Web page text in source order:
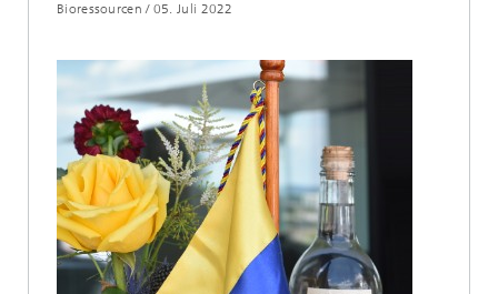
Bioressourcen / 05. Juli 2022